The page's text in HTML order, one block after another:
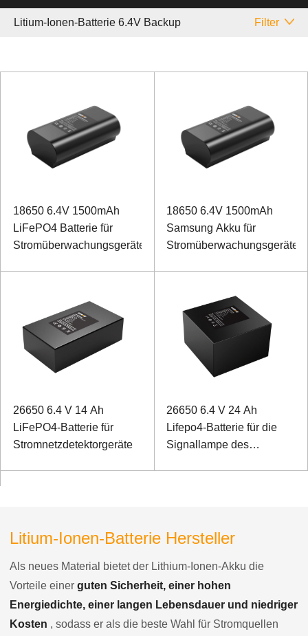
Litium-Ionen-Batterie 6.4V Backup Filter
18650 6.4V 1500mAh
LiFePO4 Batterie für
Stromüberwachungsgeräte
18650 6.4V 1500mAh
Samsung Akku für
Stromüberwachungsgeräte
26650 6.4 V 14 Ah
LiFePO4-Batterie für
Stromnetzdetektorgeräte
26650 6.4 V 24 Ah
Lifepo4-Batterie für die
Signallampe des
Litium-Ionen-Batterie Hersteller
Als neues Material bietet der Lithium-Ionen-Akku die
Vorteile einer guten Sicherheit, einer hohen
Energiedichte, einer langen Lebensdauer und niedriger
Kosten , sodass er als die beste Wahl für Stromquellen